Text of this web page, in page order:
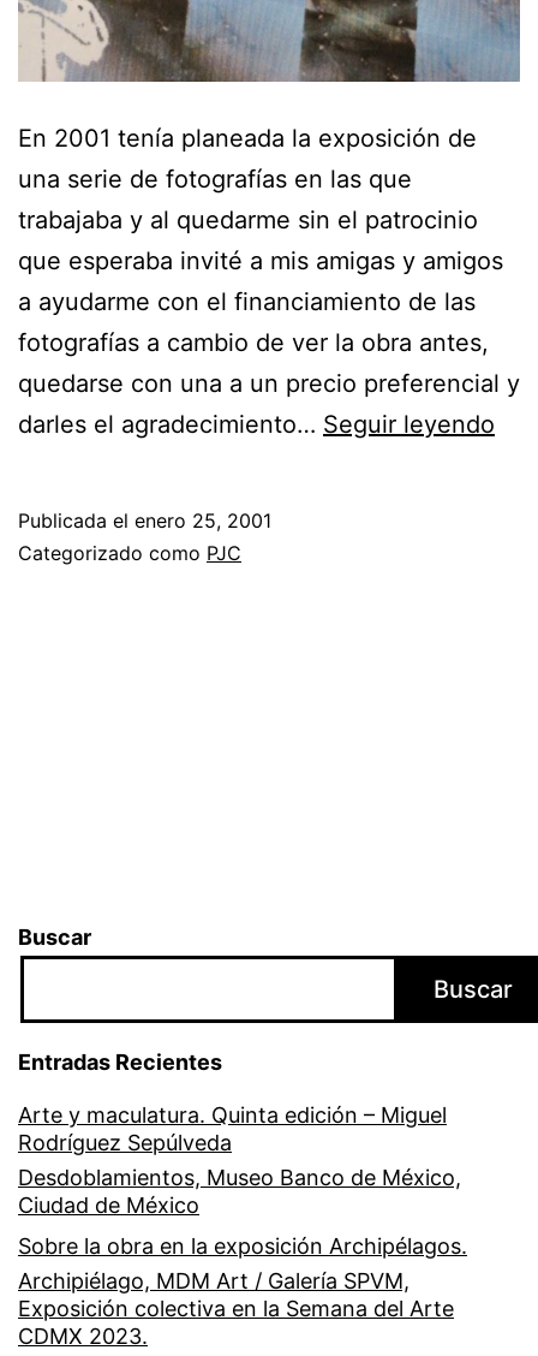
En 2001 tenía planeada la exposición de
una serie de fotografías en las que
trabajaba y al quedarme sin el patrocinio
que esperaba invité a mis amigas y amigos
a ayudarme con el financiamiento de las
fotografías a cambio de ver la obra antes,
quedarse con una a un precio preferencial y
darles el agradecimiento… Seguir leyendo
Publicada el enero 25, 2001
Categorizado como PJC
Buscar
Buscar
Entradas Recientes
Arte y maculatura. Quinta edición – Miguel
Rodríguez Sepúlveda
Desdoblamientos, Museo Banco de México,
Ciudad de México
Sobre la obra en la exposición Archipélagos.
Archipiélago, MDM Art / Galería SPVM,
Exposición colectiva en la Semana del Arte
CDMX 2023.